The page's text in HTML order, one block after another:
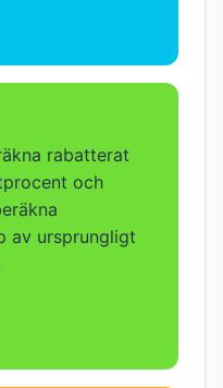
rabatterat
och
av ursprungligt